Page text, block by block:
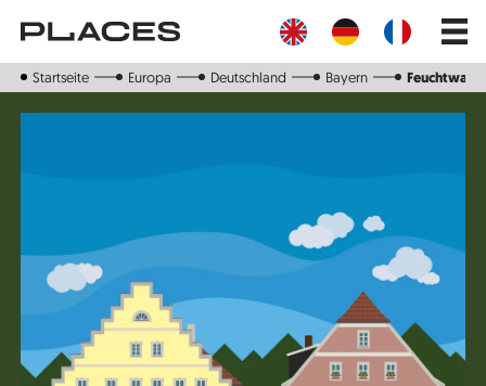
zum
Inhalt
Main
Startseite Europa Deutschland Bayern